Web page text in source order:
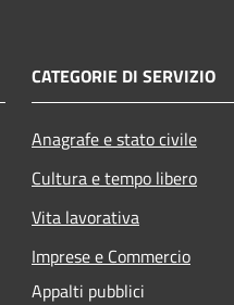
CATEGORIE DI SERVIZIO
Anagrafe e stato civile
Cultura e tempo libero
Vita lavorativa
Imprese e Commercio
Appalti pubblici